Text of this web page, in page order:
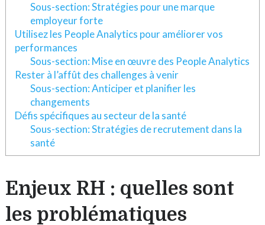
Sous-section: Stratégies pour une marque
employeur forte
Utilisez les People Analytics pour améliorer vos
performances
Sous-section: Mise en œuvre des People Analytics
Rester à l’affût des challenges à venir
Sous-section: Anticiper et planifier les
changements
Défis spécifiques au secteur de la santé
Sous-section: Stratégies de recrutement dans la
santé
Enjeux RH : quelles sont
les problématiques